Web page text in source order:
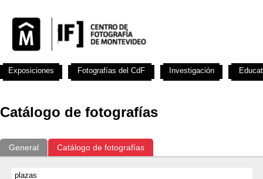
Catálogo de fotografías
General Catálogo de fotografías
Exposiciones Fotografías del CdF Investigación